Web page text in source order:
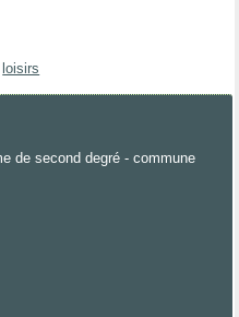
loisirs
de second degré - commune